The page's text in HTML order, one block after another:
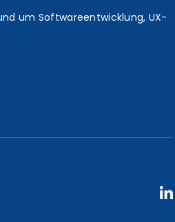
um Softwareentwicklung, UX-